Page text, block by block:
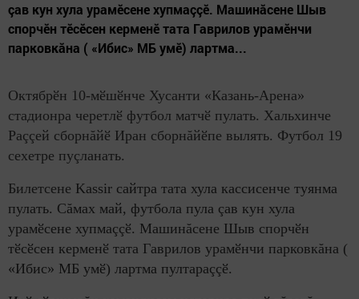
çав кун хула урамӗсене хупмаççӗ. Машинăсене Шыв
спорчӗн тӗсӗсен керменӗ тата Гаврилов урамӗнчи
парковкăна ( «Ибис» МБ умӗ) лартма...
Октябрӗн 10-мӗшӗнче Хусанти «Казань-Арена»
стадионра черетлӗ футбол матчӗ пулать. Хальхинче
Раççей сборнăйӗ Иран сборнăйӗпе вылять. Футбол 19
сехетре пуçланать.
Билетсене Kassir сайтра тата хула кассисенче туянма
пулать. Сăмах май, футбола пула çав кун хула
урамӗсене хупмаççӗ. Машинăсене Шыв спорчӗн
тӗсӗсен керменӗ тата Гаврилов урамӗнчи парковкăна (
«Ибис» МБ умӗ) лартма пултараççӗ.